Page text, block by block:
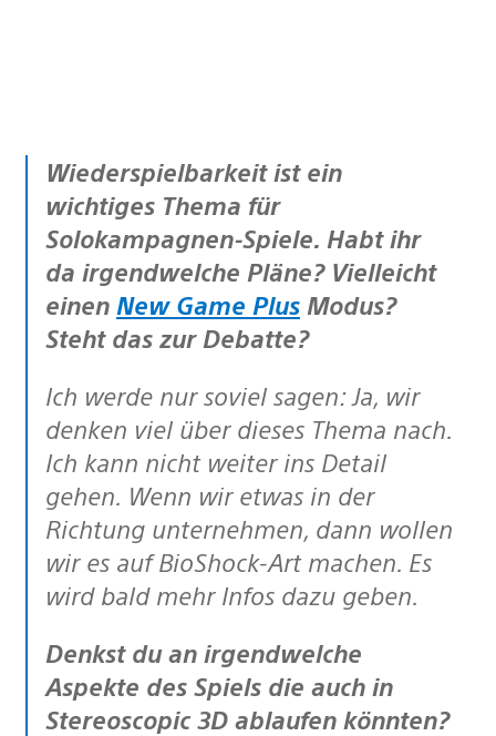
Wiederspielbarkeit ist ein
wichtiges Thema für
Solokampagnen-Spiele. Habt ihr
da irgendwelche Pläne? Vielleicht
einen New Game Plus Modus?
Steht das zur Debatte?
Ich werde nur soviel sagen: Ja, wir
denken viel über dieses Thema nach.
Ich kann nicht weiter ins Detail
gehen. Wenn wir etwas in der
Richtung unternehmen, dann wollen
wir es auf BioShock-Art machen. Es
wird bald mehr Infos dazu geben.
Denkst du an irgendwelche
Aspekte des Spiels die auch in
Stereoscopic 3D ablaufen könnten?